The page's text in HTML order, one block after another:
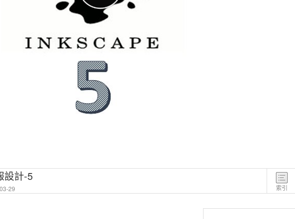
索引
設計-5
29